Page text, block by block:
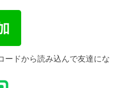
ードから読み込んで友達にな